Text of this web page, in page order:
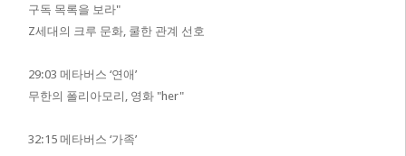
구독 목록을 보라"
Z세대의 크루 문화,쿨한 관계 선호
29:03 메타버스 ‘연애’
무한의 폴리아모리, 영화 "her"
32:15 메타버스 ‘가족’